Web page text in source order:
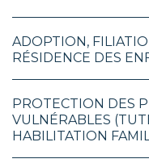
ADOPTION,
RÉSIDENCE DES
PROTECTION DES
VULNÉRABLES
HABILITATION